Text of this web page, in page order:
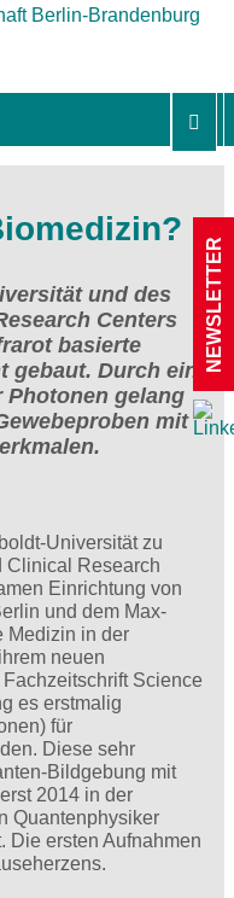
und des
Centers
basierte
gebaut. Durch ein
Photonen gelang
mit
Universität zu
Clinical Research
Einrichtung von
und dem Max-
Medizin in der
neuen
Science
es erstmalig
für
Diese sehr
Bildgebung mit
2014 in der
Quantenphysiker
Die ersten Aufnahmen
NEWSLETTER